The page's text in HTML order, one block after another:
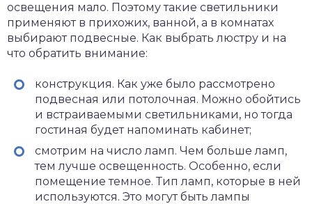
освещения мало. Поэтому такие светильники
применяют в прихожих, ванной, а в комнатах
выбирают подвесные. Как выбрать люстру и на
что обратить внимание:
конструкция. Как уже было рассмотрено
подвесная или потолочная. Можно обойтись
и встраиваемыми светильниками, но тогда
гостиная будет напоминать кабинет;
смотрим на число ламп. Чем больше ламп,
тем лучше освещенность. Особенно, если
помещение темное. Тип ламп, которые в ней
используются. Это могут быть лампы